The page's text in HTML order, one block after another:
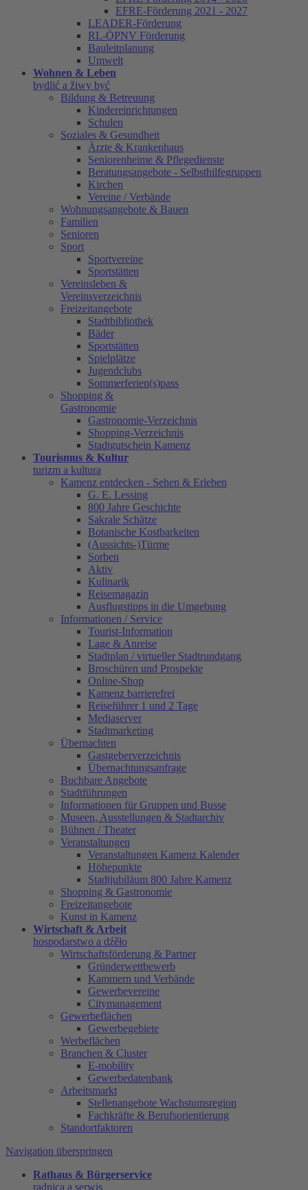
EFRE-Förderung 2021 - 2027
LEADER-Förderung
RL-ÖPNV Förderung
Bauleitplanung
Umwelt
Wohnen & Leben
bydlić a žiwy być
Bildung & Betreuung
Kindereinrichtungen
Schulen
Soziales & Gesundheit
Ärzte & Krankenhaus
Seniorenheime & Pflegedienste
Beratungsangebote - Selbsthilfegruppen
Kirchen
Vereine / Verbände
Wohnungsangebote & Bauen
Familien
Senioren
Sport
Sportvereine
Sportstätten
Vereinsleben &
Vereinsverzeichnis
Freizeitangebote
Stadtbibliothek
Bäder
Sportstätten
Spielplätze
Jugendclubs
Sommerferien(s)pass
Shopping &
Gastronomie
Gastronomie-Verzeichnis
Shopping-Verzeichnis
Stadtgutschein Kamenz
Tourismus & Kultur
turizm a kultura
Kamenz entdecken - Sehen & Erleben
G. E. Lessing
800 Jahre Geschichte
Sakrale Schätze
Botanische Kostbarkeiten
(Aussichts-)Türme
Sorben
Aktiv
Kulinarik
Reisemagazin
Ausflugstipps in die Umgebung
Informationen / Service
Tourist-Information
Lage & Anreise
Stadtplan / virtueller Stadtrundgang
Broschüren und Prospekte
Online-Shop
Kamenz barrierefrei
Reiseführer 1 und 2 Tage
Mediaserver
Stadtmarketing
Übernachten
Gastgeberverzeichnis
Übernachtungsanfrage
Buchbare Angebote
Stadtführungen
Informationen für Gruppen und Busse
Museen, Ausstellungen & Stadtarchiv
Bühnen / Theater
Veranstaltungen
Veranstaltungen Kamenz Kalender
Höhepunkte
Stadtjubiläum 800 Jahre Kamenz
Shopping & Gastronomie
Freizeitangebote
Kunst in Kamenz
Wirtschaft & Arbeit
hospodarstwo a dźěło
Wirtschaftsförderung & Partner
Gründerwettbewerb
Kammern und Verbände
Gewerbevereine
Citymanagement
Gewerbeflächen
Gewerbegebiete
Werbeflächen
Branchen & Cluster
E-mobility
Gewerbedatenbank
Arbeitsmarkt
Stellenangebote Wachstumsregion
Fachkräfte & Berufsorientierung
Standortfaktoren
Navigation überspringen
Rathaus & Bürgerservice
radnica a serwis